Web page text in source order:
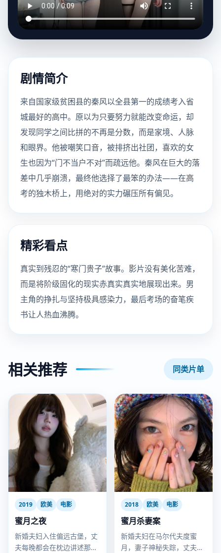
剧情简介
来自国家级贫困县的秦风以全县第一的成绩考入省
城最好的高中。原以为只要努力就能改变命运，却
发现同学之间比拼的不再是分数，而是家境、人脉
和眼界。他被嘲笑口音，被排挤出社团，喜欢的女
生也因为“门不当户不对”而疏远他。秦风在巨大的落
差中几乎崩溃，最终他选择了最笨的办法——在高
考的独木桥上，用绝对的实力碾压所有偏见。
精彩看点
真实到残忍的“寒门贵子”故事。影片没有美化苦难，
而是将阶级固化的现实赤真实真实地展现出来。男
主角的挣扎与坚持极具感染力，最后考场的奋笔疾
书让人热血沸腾。
相关推荐 同类片单
2019 欧美 电影
蜜月之夜
新婚夫妇入住偏远古堡，丈
夫每晚都会在枕边讲述那个
2018 欧美 电影
蜜月杀妻案
新婚夫妇在马尔代夫度蜜
月，妻子神秘失踪，丈夫的